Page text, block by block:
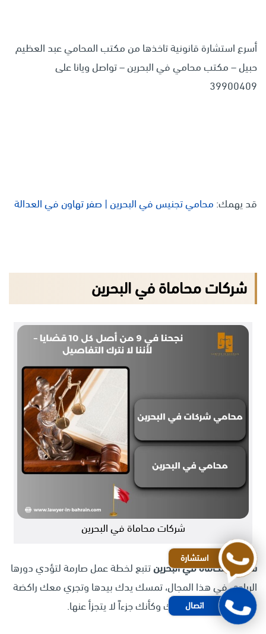
أسرع استشارة قانونية تاخذها من مكتب المحامي عبد العظيم
حبيل – مكتب محامي في البحرين – تواصل ويانا على
39900409
قد يهمك: محامي تجنيس في البحرين | صفر تهاون في العدالة
شركات محاماة في البحرين
شركات محاماة في البحرين
شركات محاماة في البحرينتتبع لخطة عمل صارمة لتؤدي دورها
الريادي في هذا المجال، تمسك يدك بيدها وتجري معك راكضة
بلهفة لاسترداد حقوقك وكأنك جزءاً لا يتجزأ عنها.
اتصال
استشارة